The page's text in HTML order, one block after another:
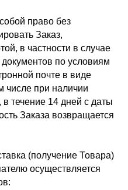
право без
Заказ,
в частности в случае
по условиям
почте в виде
числе при наличии
течение 14 дней с даты
Заказа возвращается
(получение Товара)
осуществляется